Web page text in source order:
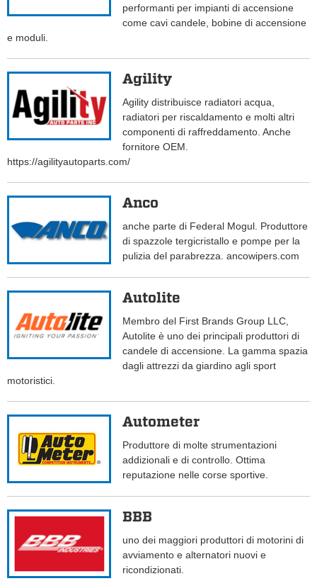
performanti per impianti di accensione
come cavi candele, bobine di accensione
e moduli.
Agility
Agility distribuisce radiatori acqua,
radiatori per riscaldamento e molti altri
componenti di raffreddamento. Anche
fornitore OEM.
https://agilityautoparts.com/
Anco
anche parte di Federal Mogul. Produttore
di spazzole tergicristallo e pompe per la
pulizia del parabrezza. ancowipers.com
Autolite
Membro del First Brands Group LLC,
Autolite è uno dei principali produttori di
candele di accensione. La gamma spazia
dagli attrezzi da giardino agli sport
motoristici.
Autometer
Produttore di molte strumentazioni
addizionali e di controllo. Ottima
reputazione nelle corse sportive.
BBB
uno dei maggiori produttori di motorini di
avviamento e alternatori nuovi e
ricondizionati.